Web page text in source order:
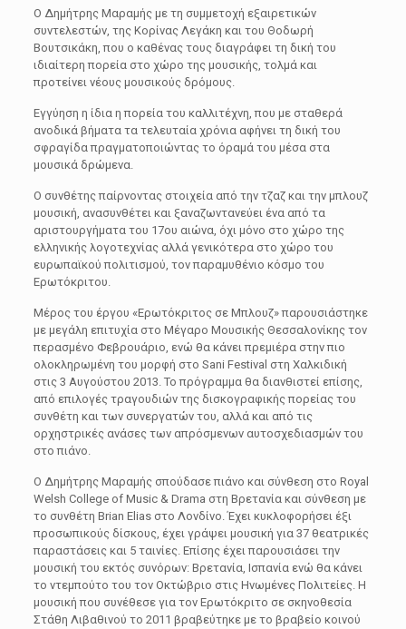
Ο Δημήτρης Μαραμής με τη συμμετοχή εξαιρετικών
συντελεστών, της Κορίνας Λεγάκη και του Θοδωρή
Βουτσικάκη, που ο καθένας τους διαγράφει τη δική του
ιδιαίτερη πορεία στο χώρο της μουσικής, τολμά και
προτείνει νέους μουσικούς δρόμους.
Εγγύηση η ίδια η πορεία του καλλιτέχνη, που με σταθερά
ανοδικά βήματα τα τελευταία χρόνια αφήνει τη δική του
σφραγίδα πραγματοποιώντας το όραμά του μέσα στα
μουσικά δρώμενα.
Ο συνθέτης παίρνοντας στοιχεία από την τζαζ και την μπλουζ
μουσική, ανασυνθέτει και ξαναζωντανεύει ένα από τα
αριστουργήματα του 17ου αιώνα, όχι μόνο στο χώρο της
ελληνικής λογοτεχνίας αλλά γενικότερα στο χώρο του
ευρωπαϊκού πολιτισμού, τον παραμυθένιο κόσμο του
Ερωτόκριτου.
Μέρος του έργου «Ερωτόκριτος σε Μπλουζ» παρουσιάστηκε
με μεγάλη επιτυχία στο Μέγαρο Μουσικής Θεσσαλονίκης τον
περασμένο Φεβρουάριο, ενώ θα κάνει πρεμιέρα στην πιο
ολοκληρωμένη του μορφή στο Sani Festival στη Χαλκιδική
στις 3 Αυγούστου 2013. Το πρόγραμμα θα διανθιστεί επίσης,
από επιλογές τραγουδιών της δισκογραφικής πορείας του
συνθέτη και των συνεργατών του, αλλά και από τις
ορχηστρικές ανάσες των απρόσμενων αυτοσχεδιασμών του
στο πιάνο.
Ο Δημήτρης Μαραμής σπούδασε πιάνο και σύνθεση στο Royal
Welsh College of Music & Drama στη Βρετανία και σύνθεση με
το συνθέτη Brian Elias στο Λονδίνο. Έχει κυκλοφορήσει έξι
προσωπικούς δίσκους, έχει γράψει μουσική για 37 θεατρικές
παραστάσεις και 5 ταινίες. Επίσης έχει παρουσιάσει την
μουσική του εκτός συνόρων: Βρετανία, Ισπανία ενώ θα κάνει
το ντεμπούτο του τον Οκτώβριο στις Ηνωμένες Πολιτείες. Η
μουσική που συνέθεσε για τον Ερωτόκριτο σε σκηνοθεσία
Στάθη Λιβαθινού το 2011 βραβεύτηκε με το βραβείο κοινού